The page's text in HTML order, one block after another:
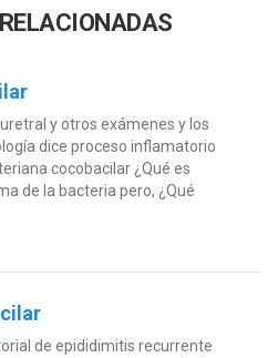
y otros exámenes y los
dice proceso inflamatorio
cocobacilar ¿Qué es
de la bacteria pero, ¿Qué
de epididimitis recurrente